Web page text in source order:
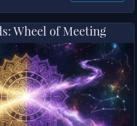
Wheel of Meeting